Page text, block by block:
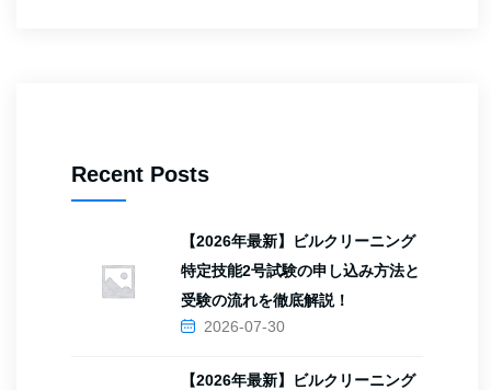
Recent Posts
【2026年最新】ビルクリーニング
特定技能2号試験の申し込み方法と
受験の流れを徹底解説！
2026-07-30
【2026年最新】ビルクリーニング